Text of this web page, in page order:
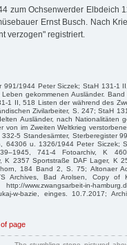
zum Ochsenwerder Elbdeich
Ernst Busch. Nach
verzogen" registriert.
991/1944 Peter Siczek; StaH 131-1
gekommenen Ausländer. Band
1 II, 518 Listen der während des
Zivilarbeiter, S. 247; StaH
Ausländer, nach Nationalitäten
im Zweiten Weltkrieg
5 Standesämter, Sterberegister
64306 u. 1326/1944 Peter Siczek;
741-4 Fotoarchiv, K
K 2357 Sportstraße DAF Lager, K
184 Band 2, S. 75; Altonaer
Archives, Bad Arolsen, Copy of
www.zwangsarbeit-in-
w-bazie, einges. 10.7.2017;
page